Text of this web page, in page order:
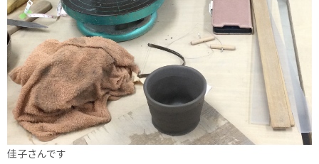
佳子さんです